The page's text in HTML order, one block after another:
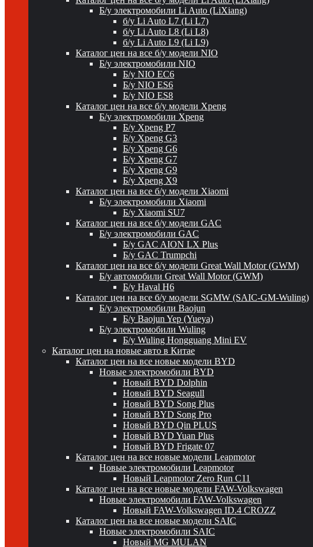
Б/у электромобили Li Auto (LiXiang)
б/у Li Auto L7 (Li L7)
б/у Li Auto L8 (Li L8)
б/у Li Auto L9 (Li L9)
Каталог цен на все б/у модели NIO
Б/у электромобили NIO
Б/у NIO EC6
Б/у NIO ES6
Б/у NIO ES8
Каталог цен на все б/у модели Xpeng
Б/у электромобили Xpeng
Б/у Xpeng P7
Б/у Xpeng G3
Б/у Xpeng G6
Б/у Xpeng G7
Б/у Xpeng G9
Б/у Xpeng X9
Каталог цен на все б/у модели Xiaomi
Б/у электромобили Xiaomi
Б/у Xiaomi SU7
Каталог цен на все б/у модели GAC
Б/у электромобили GAC
Б/у GAC AION LX Plus
Б/у GAC Trumpchi
Каталог цен на все б/у модели Great Wall Motor (GWM)
Б/у автомобили Great Wall Motor (GWM)
Б/у Haval H6
Каталог цен на все б/у модели SGMW (SAIC-GM-Wuling)
Б/у электромобили Baojun
Б/у Baojun Yep (Yueya)
Б/у электромобили Wuling
Б/у Wuling Hongguang Mini EV
Каталог цен на новые авто в Китае
Каталог цен на все новые модели BYD
Новые электромобили BYD
Новый BYD Dolphin
Новый BYD Seagull
Новый BYD Song Plus
Новый BYD Song Pro
Новый BYD Qin PLUS
Новый BYD Yuan Plus
Новый BYD Frigate 07
Каталог цен на все новые модели Leapmotor
Новые электромобили Leapmotor
Новый Leapmotor Zero Run C11
Каталог цен на все новые модели FAW-Volkswagen
Новые электромобили FAW-Volkswagen
Новый FAW-Volkswagen ID.4 CROZZ
Каталог цен на все новые модели SAIC
Новые электромобили SAIC
Новый MG MULAN